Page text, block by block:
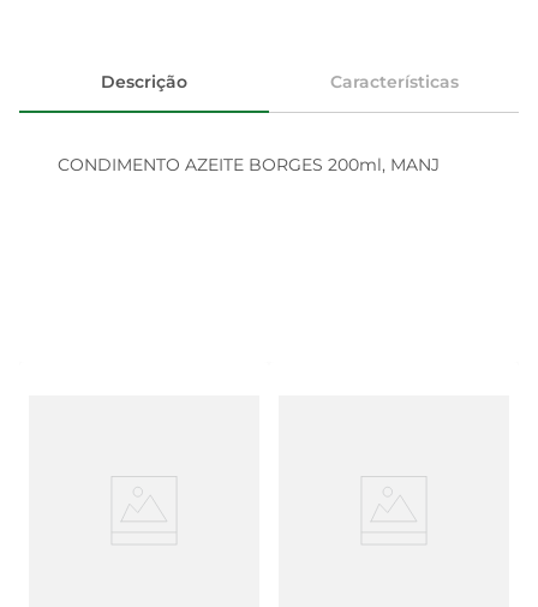
Descrição Características
CONDIMENTO AZEITE BORGES 200ml, MANJ